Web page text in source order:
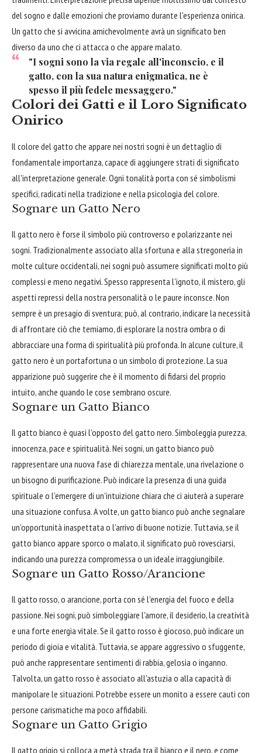
del sogno e dalle emozioni che proviamo durante l'esperienza onirica.
Un gatto che si avvicina amichevolmente avrà un significato ben
diverso da uno che ci attacca o che appare malato.
"I sogni sono la via regale all'inconscio, e il
gatto, con la sua natura enigmatica, ne è
spesso il più fedele messaggero."
Colori dei Gatti e il Loro Significato
Onirico
Il colore del gatto che appare nei nostri sogni è un dettaglio di
fondamentale importanza, capace di aggiungere strati di significato
all'interpretazione generale. Ogni tonalità porta con sé simbolismi
specifici, radicati nella tradizione e nella psicologia del colore.
Sognare un Gatto Nero
Il gatto nero è forse il simbolo più controverso e polarizzante nei
sogni. Tradizionalmente associato alla sfortuna e alla stregoneria in
molte culture occidentali, nei sogni può assumere significati molto più
complessi e meno negativi. Spesso rappresenta l'ignoto, il mistero, gli
aspetti repressi della nostra personalità o le paure inconsce. Non
sempre è un presagio di sventura; può, al contrario, indicare la necessità
di affrontare ciò che temiamo, di esplorare la nostra ombra o di
abbracciare una forma di spiritualità più profonda. In alcune culture, il
gatto nero è un portafortuna o un simbolo di protezione. La sua
apparizione può suggerire che è il momento di fidarsi del proprio
intuito, anche quando le cose sembrano oscure.
Sognare un Gatto Bianco
Il gatto bianco è quasi l'opposto del gatto nero. Simboleggia purezza,
innocenza, pace e spiritualità. Nei sogni, un gatto bianco può
rappresentare una nuova fase di chiarezza mentale, una rivelazione o
un bisogno di purificazione. Può indicare la presenza di una guida
spirituale o l'emergere di un'intuizione chiara che ci aiuterà a superare
una situazione confusa. A volte, un gatto bianco può anche segnalare
un'opportunità inaspettata o l'arrivo di buone notizie. Tuttavia, se il
gatto bianco appare sporco o malato, il significato può rovesciarsi,
indicando una purezza compromessa o un ideale irraggiungibile.
Sognare un Gatto Rosso/Arancione
Il gatto rosso, o arancione, porta con sé l'energia del fuoco e della
passione. Nei sogni, può simboleggiare l'amore, il desiderio, la creatività
e una forte energia vitale. Se il gatto rosso è giocoso, può indicare un
periodo di gioia e vitalità. Tuttavia, se appare aggressivo o sfuggente,
può anche rappresentare sentimenti di rabbia, gelosia o inganno.
Talvolta, un gatto rosso è associato all'astuzia o alla capacità di
manipolare le situazioni. Potrebbe essere un monito a essere cauti con
persone carismatiche ma poco affidabili.
Sognare un Gatto Grigio
Il gatto grigio si colloca a metà strada tra il bianco e il nero, e come